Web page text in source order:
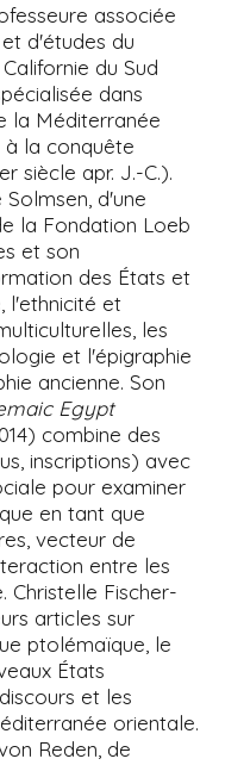
associée
d'études du
du Sud
dans
la Méditerranée
à la conquête
siècle apr. J.-C.).
d'une
la Fondation Loeb
et son
des États et
l'ethnicité et
les
et l'épigraphie
ancienne. Son
Egypt
combine des
inscriptions) avec
pour examiner
en tant que
vecteur de
entre les
Christelle Fischer-
articles sur
ptolémaïque, le
États
et les
orientale.
Reden, de